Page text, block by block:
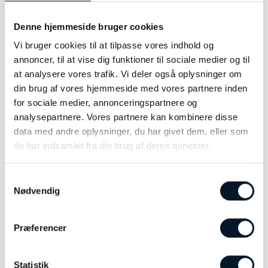
Denne hjemmeside bruger cookies
Vi bruger cookies til at tilpasse vores indhold og
annoncer, til at vise dig funktioner til sociale medier og til
at analysere vores trafik. Vi deler også oplysninger om
din brug af vores hjemmeside med vores partnere inden
for sociale medier, annonceringspartnere og
analysepartnere. Vores partnere kan kombinere disse
data med andre oplysninger, du har givet dem, eller som
de har indsamlet fra din brug af deres tjenester.
Nødvendig
Præferencer
Statistik
5 daglige alarmer
Lyden når man benytter knapperne på uret kan slås
fra. Indstillet alarmer og nedtællinger påvirkes ikke af
dette
Urets batteri kan holde i ca 3 år ved normalt brug
En LED diode lyser urets skive op
Automatisk kalender der viser dato, dag og måned. Når
den er indstillet, vil den altid vise den korrekte dato
Uret kan vise tiden i enten 12-timers eller 24-timers
Præcis måling af den forløbne tid, splittid og totale tid